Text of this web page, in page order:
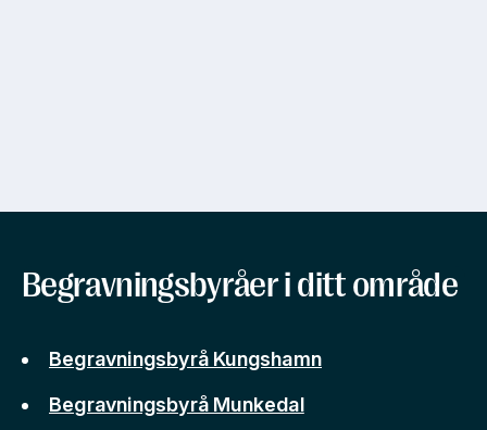
Begravningsbyråer i ditt område
Begravningsbyrå Kungshamn
Begravningsbyrå Munkedal